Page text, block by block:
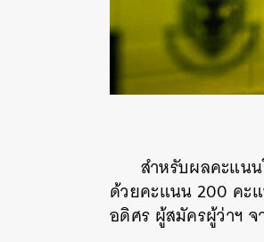
สำหรับผลคะแน
ด้วยคะแนน 200 คะ
อดิศร ผู้สมัครผู้ว่าฯ จ